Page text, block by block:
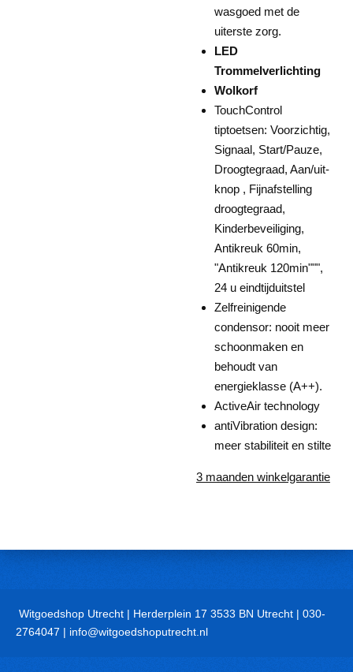
wasgoed met de
uiterste zorg.
LED
Trommelverlichting
Wolkorf
TouchControl
tiptoetsen: Voorzichtig,
Signaal, Start/Pauze,
Droogtegraad, Aan/uit-
knop , Fijnafstelling
droogtegraad,
Kinderbeveiliging,
Antikreuk 60min,
"Antikreuk 120min""",
24 u eindtijduitstel
Zelfreinigende
condensor: nooit meer
schoonmaken en
behoudt van
energieklasse (A++).
ActiveAir technology
antiVibration design:
meer stabiliteit en stilte
3 maanden winkelgarantie
Witgoedshop Utrecht | Herderplein 17 3533 BN Utrecht | 030-
2764047 | info@witgoedshoputrecht.nl